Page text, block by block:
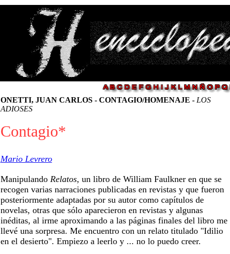
ONETTI, JUAN CARLOS - CONTAGIO/HOMENAJE - LOS
ADIOSES
Contagio*
Mario Levrero
Manipulando Relatos, un libro de William Faulkner en que se
recogen varias narraciones publicadas en revistas y que fueron
posteriormente adaptadas por su autor como capítulos de
novelas, otras que sólo aparecieron en revistas y algunas
inéditas, al irme aproximando a las páginas finales del libro me
llevé una sorpresa. Me encuentro con un relato titulado "Idilio
en el desierto". Empiezo a leerlo y ... no lo puedo creer.